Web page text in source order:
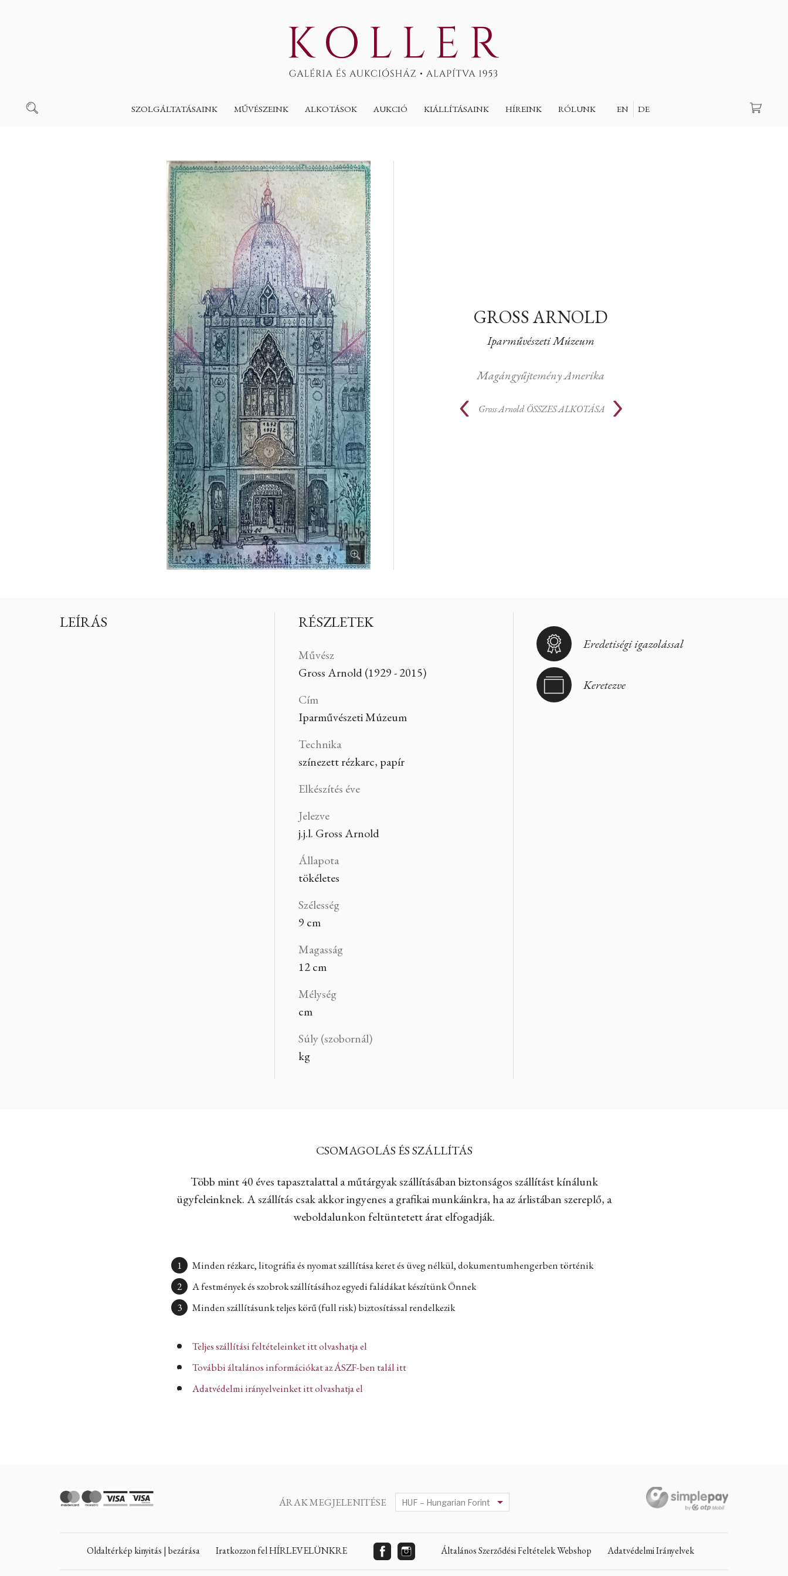
SZOLGÁLTATÁSAINK MŰVÉSZEINK ALKOTÁSOK AUKCIÓ KIÁLLÍTÁSAINK HÍREINK RÓLUNK EN DE
Keresés
GROSS ARNOLD
Iparművészeti Múzeum
Magángyűjtemény Amerika
Gross Arnold ÖSSZES ALKOTÁSA
LEÍRÁS RÉSZLETEK
Művész
Gross Arnold (1929 - 2015)
Cím
Iparművészeti Múzeum
Technika
színezett rézkarc, papír
Elkészítés éve
Jelezve
j.j.l. Gross Arnold
Állapota
tökéletes
Szélesség
9 cm
Magasság
12 cm
Mélység
cm
Súly (szobornál)
kg
Eredetiségi igazolással
Keretezve
CSOMAGOLÁS ÉS SZÁLLÍTÁS
Több mint 40 éves tapasztalattal a műtárgyak szállításában biztonságos szállítást kínálunk
ügyfeleinknek. A szállítás csak akkor ingyenes a grafikai munkáinkra, ha az árlistában szereplő, a
weboldalunkon feltüntetett árat elfogadják.
Minden rézkarc, litográfia és nyomat szállítása keret és üveg nélkül, dokumentumhengerben történik
A festmények és szobrok szállításához egyedi faládákat készítünk Önnek
Minden szállításunk teljes körű (full risk) biztosítással rendelkezik
Teljes szállítási feltételeinket itt olvashatja el
További általános információkat az ÁSZF-ben talál itt
Adatvédelmi irányelveinket itt olvashatja el
ÁRAK MEGJELENITÉSE
Oldaltérkép kinyitás | bezárása Iratkozzon fel HÍRLEVELÜNKRE Általános Szerződési Feltételek Webshop Adatvédelmi Irányelvek